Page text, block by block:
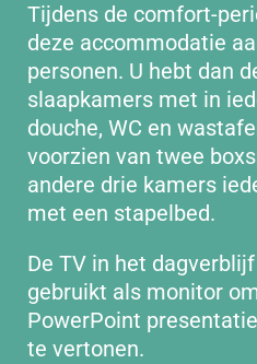
Tijdens de comfort-
deze accommodatie
personen. U hebt dan
slaapkamers met in
douche, WC en
voorzien van twee
andere drie kamers
met een stapelbed.
De TV in het
gebruikt als monitor
PowerPoint
te vertonen.